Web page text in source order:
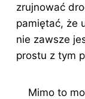
zrujnować
pamiętać, że
nie zawsze
prostu z tym
Mimo to